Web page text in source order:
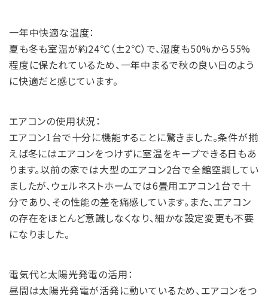
一年中快適な温度：
夏も冬も室温が約24℃（±2℃）で、湿度も50%から55%
程度に保たれているため、一年中まるで秋の良い日のよう
に快適だと感じています。
エアコンの使用状況：
エアコン1台で十分に機能することに驚きました。条件が揃
えば冬にはエアコンをつけずに室温をキープできる日もあ
ります。以前の家では大型のエアコン2台で全館空調してい
ましたが、ウェルネストホームでは6畳用エアコン1台で十
分であり、その性能の差を痛感しています。また、エアコン
の存在をほとんど意識しなくなり、細かな設定変更も不要
になりました。
電気代と太陽光発電の活用：
昼間は太陽光発電が活発に動いているため、エアコンをつ